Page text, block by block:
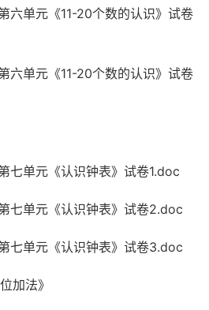
六单元《11-20个数的认识》试卷
六单元《11-20个数的认识》试卷
七单元《认识钟表》试卷1.doc
七单元《认识钟表》试卷2.doc
七单元《认识钟表》试卷3.doc
加法》